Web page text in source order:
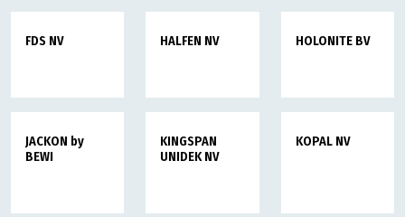
FDS NV HALFEN NV HOLONITE BV
JACKON by
BEWI
KINGSPAN
UNIDEK NV
KOPAL NV